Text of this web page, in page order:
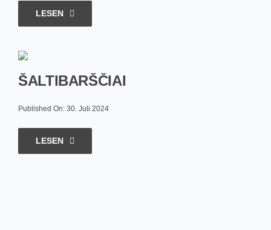
LESEN
ŠALTIBARŠČIAI
Published On: 30. Juli 2024
LESEN